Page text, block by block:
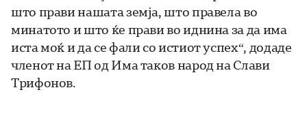
што прави нашата земја, што правела во
минатото и што ќе прави во иднина за да има
иста моќ и да се фали со истиот успех“, додаде
членот на ЕП од Има таков народ на Слави
Трифонов.